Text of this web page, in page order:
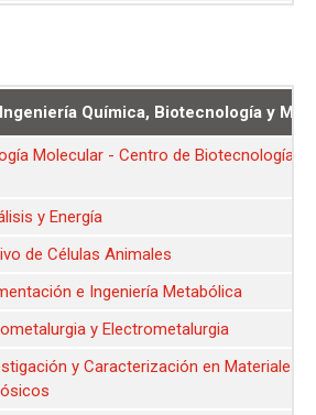
Química, Biotecnología y
Molecular - Centro de Biotecnología y
y Energía
de Células Animales
e Ingeniería Metabólica
y Electrometalurgia
y Caracterización en Materiales